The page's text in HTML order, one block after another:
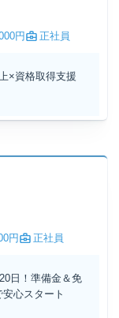
円 正社員
×資格取得支援
円 正社員
日！準備金＆免
心スタート